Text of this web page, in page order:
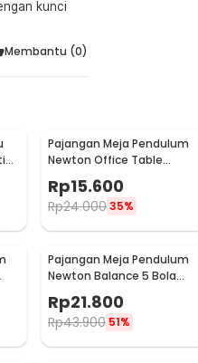
kunci
Membantu (0)
Pajangan Meja Pendulum
Newton Office Table
Decoration 5 Ball S - H50S
Rp15.600
Rp24.00035%
Pajangan Meja Pendulum
Newton Balance 5 Bola
Model Arched S - ZY02
Rp21.800
Rp43.900 51%